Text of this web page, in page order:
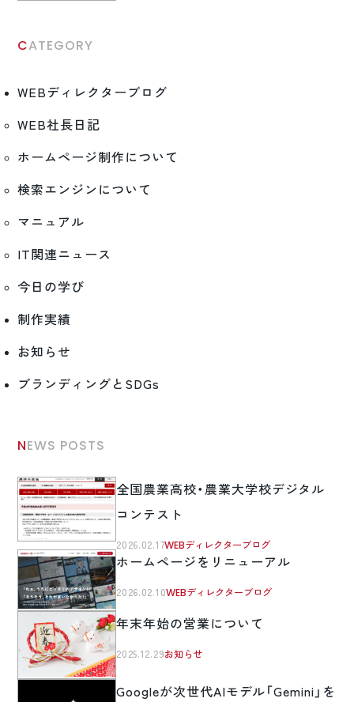
CATEGORY
WEBディレクターブログ
WEB社長日記
ホームページ制作について
検索エンジンについて
マニュアル
IT関連ニュース
今日の学び
制作実績
お知らせ
ブランディングとSDGs
NEWS POSTS
全国農業高校・農業大学校デジタル
コンテスト
2026.02.17WEBディレクターブログ
ホームページをリニューアル
2026.02.10WEBディレクターブログ
年末年始の営業について
2025.12.29お知らせ
Googleが次世代AIモデル「Gemini」を